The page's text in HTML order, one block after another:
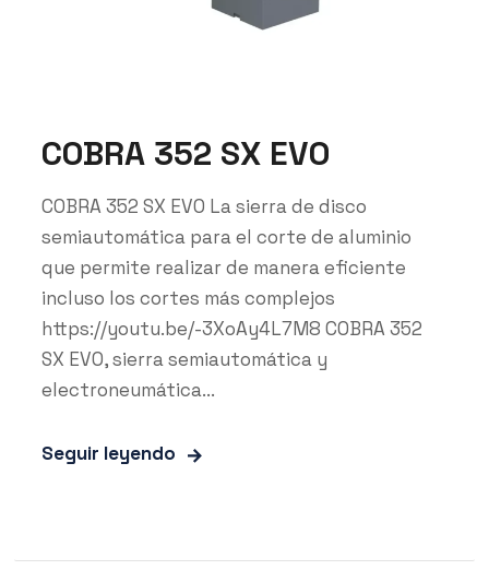
COBRA 352 SX EVO
COBRA 352 SX EVO La sierra de disco
semiautomática para el corte de aluminio
que permite realizar de manera eficiente
incluso los cortes más complejos
https://youtu.be/-3XoAy4L7M8 COBRA 352
SX EVO, sierra semiautomática y
electroneumática...
Seguir leyendo